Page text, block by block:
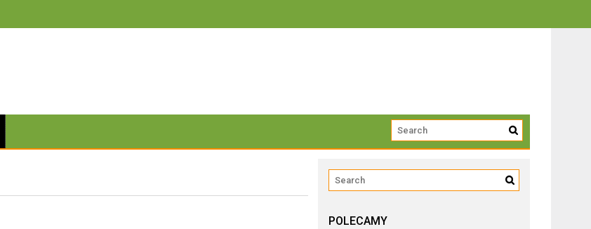
co zwrócić uwagę przy bezpieczeństwie, izolacyjności i trwałości
POLECAMY